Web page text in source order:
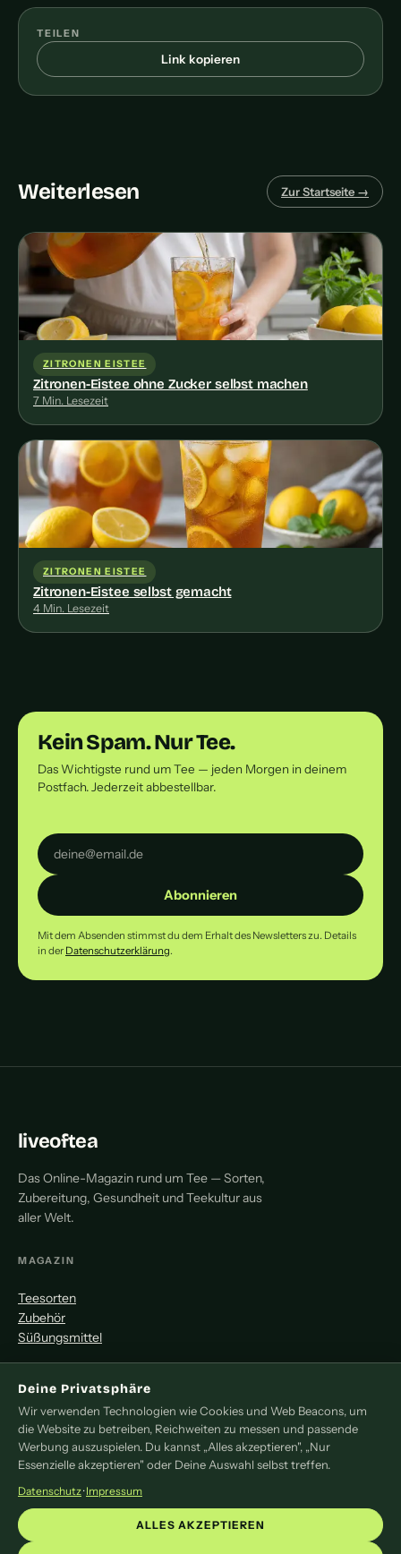
TEILEN
Link kopieren
Weiterlesen Zur Startseite →
ZITRONEN EISTEE
Zitronen-Eistee ohne Zucker selbst machen
7 Min. Lesezeit
ZITRONEN EISTEE
Zitronen-Eistee selbst gemacht
4 Min. Lesezeit
Kein Spam. Nur Tee.
Das Wichtigste rund um Tee — jeden Morgen in deinem
Postfach. Jederzeit abbestellbar.
Abonnieren
Mit dem Absenden stimmst du dem Erhalt des Newsletters zu. Details
in der Datenschutzerklärung.
liveoftea
Das Online-Magazin rund um Tee — Sorten,
Zubereitung, Gesundheit und Teekultur aus
aller Welt.
MAGAZIN
Teesorten
Zubehör
Süßungsmittel
MITMACHEN
Redaktion
Pressemitteilung
Newsletter
LEGAL
Deine Privatsphäre
Wir verwenden Technologien wie Cookies und Web Beacons, um
die Website zu betreiben, Reichweiten zu messen und passende
Werbung auszuspielen. Du kannst „Alles akzeptieren", „Nur
Essenzielle akzeptieren" oder Deine Auswahl selbst treffen.
Datenschutz·Impressum
ALLES AKZEPTIEREN